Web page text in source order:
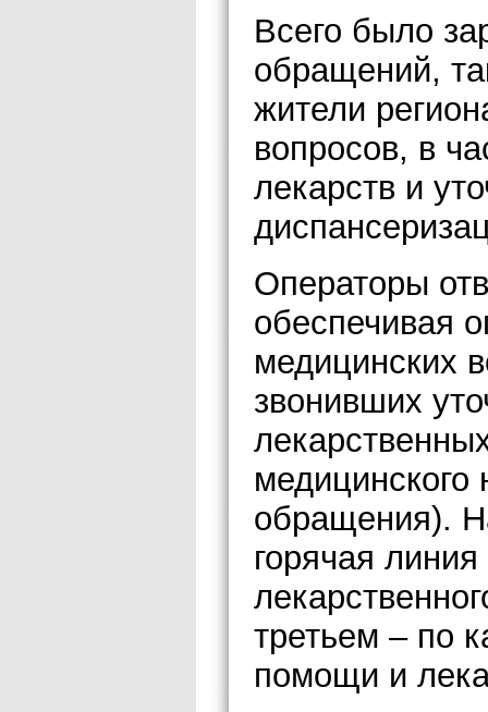
Всего было
обращений,
жители
вопросов, в
лекарств и
Операторы
обеспечивая
медицинских
звонивших
медицинского
обращения).
горячая
третьем – по
помощи и